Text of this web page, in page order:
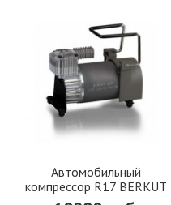
Автомобильный
компрессор R17 BERKUT